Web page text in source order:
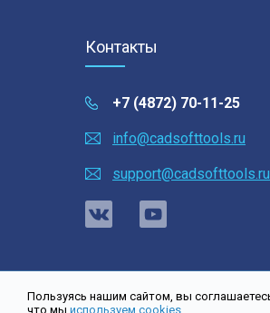
Пользуясь нашим сайтом, вы
что мы используем cookies
Контакты
+7 (4872) 70-11-25
info@cadsofttools.ru
support@cadsofttools.ru